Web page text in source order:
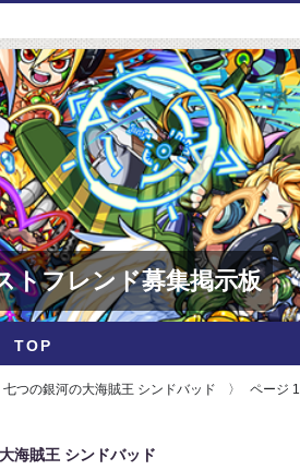
トフレンド募集掲示板
TOP
七つの銀河の大海賊王 シンドバッド ページ 1
海賊王 シンドバッド